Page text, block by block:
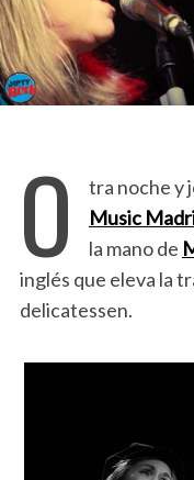
O tra noche y
Music
la mano de
inglés que eleva la
delicatessen.